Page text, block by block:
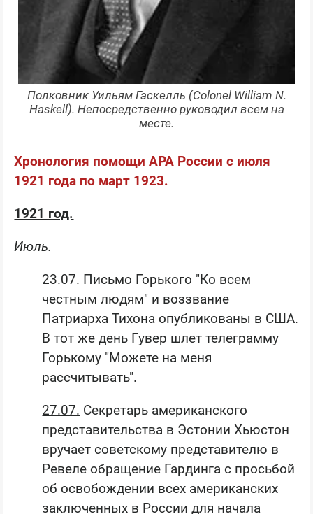
Полковник Уильям Гаскелль (Colonel William N.
Haskell). Непосредственно руководил всем на
месте.
Хронология помощи АРА России с июля
1921 года по март 1923.
1921 год.
Июль.
23.07. Письмо Горького "Ко всем
честным людям" и воззвание
Патриарха Тихона опубликованы в США.
В тот же день Гувер шлет телеграмму
Горькому "Можете на меня
рассчитывать".
27.07. Секретарь американского
представительства в Эстонии Хьюстон
вручает советскому представителю в
Ревеле обращение Гардинга с просьбой
об освобождении всех американских
заключенных в России для начала